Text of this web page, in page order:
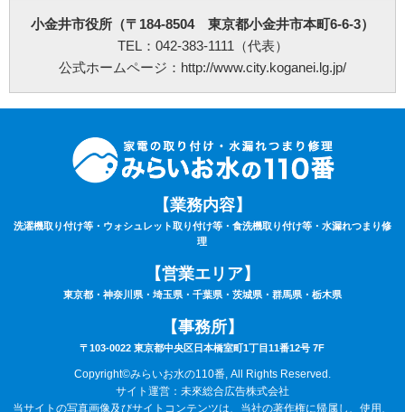
せて頂くにあたり下見料として5,500円(税込)を申し受けます。
⑧下見当日に作業が出来ない場合は下見料金5,500円(税込)を申し受けます。また下見
にお伺いした作業員が承ることが出来ない作業内容と判断した場合も、5,500円(税込)
を申し受けます。
⑨サービスにあたり、お持ちの家電製品は故障していない（正常に動く）ことが条件
⑫9時00分～20時00分以外の出張をご希望の場合は特別出張料がかかります。
⑬作業車の駐車場のご用意が無い場合は、別途駐車料金がかかる場合がございます。
⑭カスタマーハラスメントについて：当社は、サービスに関するお客様からのお問い
に、日々お客様にサポートを提供している従業員及び関係業者の尊厳と労働環境を守
ることも重視しています。
そのため、お客様のご要望を実現するための手段として、常識の範囲を逸脱する言動
や行為、社会通念上過剰な要求など、従業員及び、委託スタッフに対するハラスメン
また、これらの行為が悪質と判断される場合には、警察及び、顧問弁護士に相談のう
小金井市役所（〒184-8504 東京都小金井市本町6-6-3）
TEL：042-383-1111（代表）
公式ホームページ：http://www.city.koganei.lg.jp/
【業務内容】
洗濯機取り付け等・ウォシュレット取り付け等・食洗機取り付け等・水漏れつまり修
理
【営業エリア】
東京都・神奈川県・埼玉県・千葉県・茨城県・群馬県・栃木県
【事務所】
〒103-0022 東京都中央区日本橋室町1丁目11番12号 7F
Copyright©みらいお水の110番, All Rights Reserved.
サイト運営：未來総合広告株式会社
当サイトの写真画像及びサイトコンテンツは、当社の著作権に帰属し、使用、